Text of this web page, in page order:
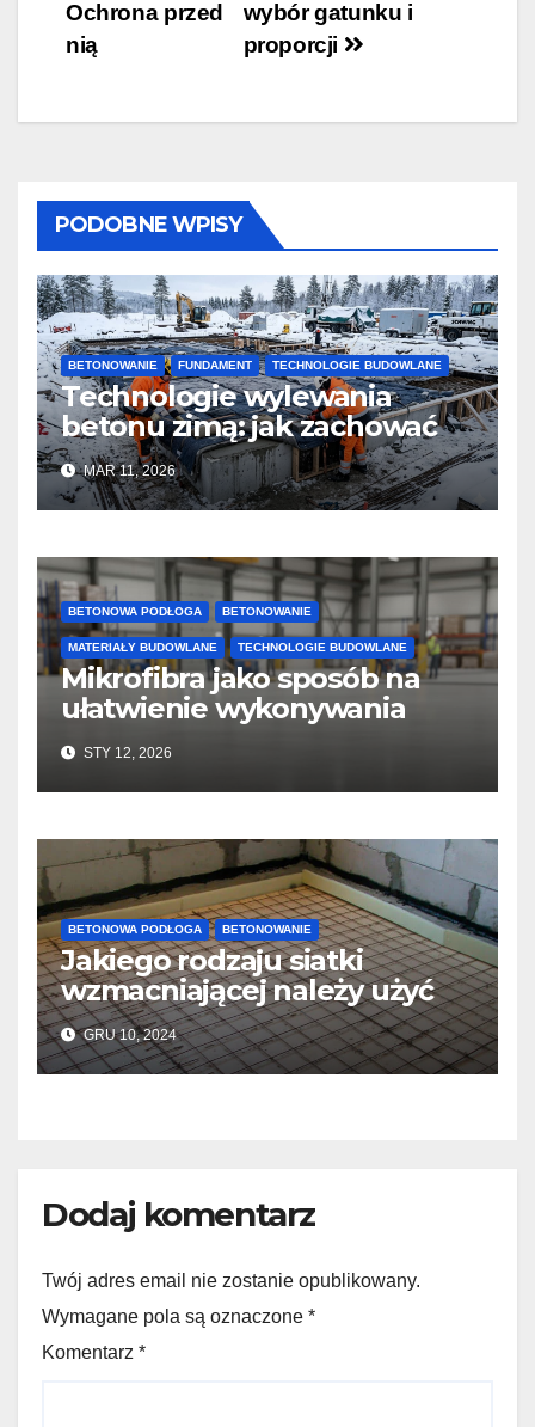
wybór gatunku i
proporcji
Ochrona przed
nią
PODOBNE WPISY
BETONOWANIE FUNDAMENT TECHNOLOGIE BUDOWLANE
Technologie wylewania
betonu zimą: jak zachować
jakość i przyspieszyć
twardnienie
MAR 11, 2026
BETONOWA PODŁOGA BETONOWANIE
MATERIAŁY BUDOWLANE TECHNOLOGIE BUDOWLANE
Mikrofibra jako sposób na
ułatwienie wykonywania
posadzek betonowych i
konstrukcji
STY 12, 2026
BETONOWA PODŁOGA BETONOWANIE
Jakiego rodzaju siatki
wzmacniającej należy użyć
do wylewek podłogowych?
GRU 10, 2024
Dodaj komentarz
Twój adres email nie zostanie opublikowany.
Wymagane pola są oznaczone *
Komentarz *